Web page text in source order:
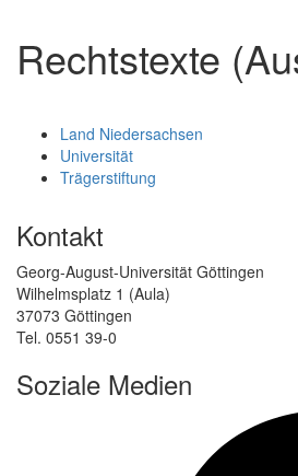
Rechtstexte
Land Niedersachsen
Universität
Trägerstiftung
Kontakt
Georg-August-Universität Göttingen
Wilhelmsplatz 1 (Aula)
37073 Göttingen
Tel. 0551 39-0
Soziale Medien